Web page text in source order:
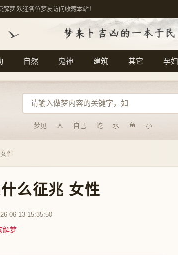
梦,欢迎各位梦友访问收藏本站！
自然 鬼神 建筑 其它 孕妇
梦见 人 自己 蛇 水 鱼 小
性
么征兆 女性
06-13 15:35:50
解梦